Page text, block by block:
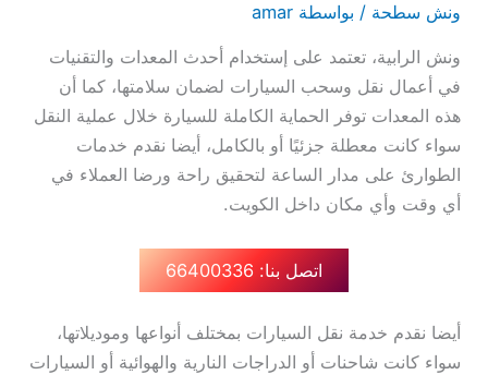
ونش سطحة / بواسطة amar
ونش الرابية، تعتمد على إستخدام أحدث المعدات والتقنيات
في أعمال نقل وسحب السيارات لضمان سلامتها، كما أن
هذه المعدات توفر الحماية الكاملة للسيارة خلال عملية النقل
سواء كانت معطلة جزئيًا أو بالكامل، أيضا نقدم خدمات
الطوارئ على مدار الساعة لتحقيق راحة ورضا العملاء في
أي وقت وأي مكان داخل الكويت.
اتصل بنا: 66400336
أيضا نقدم خدمة نقل السيارات بمختلف أنواعها وموديلاتها،
سواء كانت شاحنات أو الدراجات النارية والهوائية أو السيارات